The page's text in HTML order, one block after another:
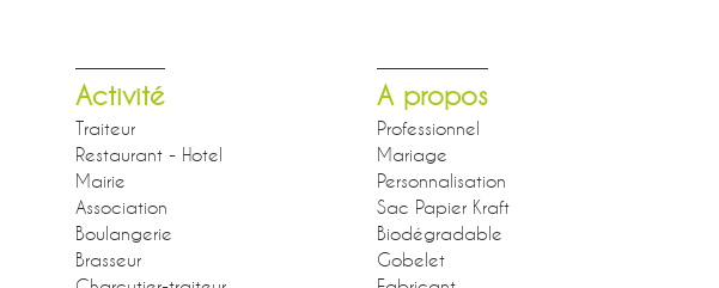
Activité
Traiteur
Restaurant - Hotel
Mairie
Association
Boulangerie
Brasseur
A propos
Professionnel
Mariage
Personnalisation
Sac Papier Kraft
Biodégradable
Gobelet